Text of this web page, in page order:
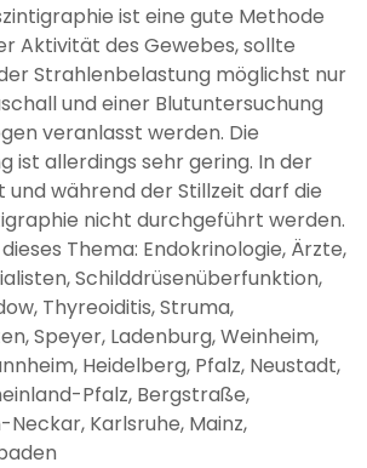
ist eine gute Methode
Aktivität des Gewebes, sollte
Strahlenbelastung möglichst nur
und einer Blutuntersuchung
veranlasst werden. Die
ist allerdings sehr gering. In der
während der Stillzeit darf die
nicht durchgeführt werden.
Thema: Endokrinologie, Ärzte,
Schilddrüsenüberfunktion,
Thyreoiditis, Struma,
Speyer, Ladenburg, Weinheim,
Heidelberg, Pfalz, Neustadt,
Pfalz, Bergstraße,
Neckar, Karlsruhe, Mainz,